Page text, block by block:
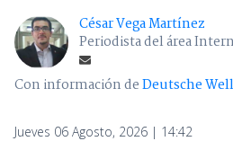
César Vega Martínez
Periodista del área
Con información deDeutsche
Jueves 06 Agosto, 2026 | 14:42